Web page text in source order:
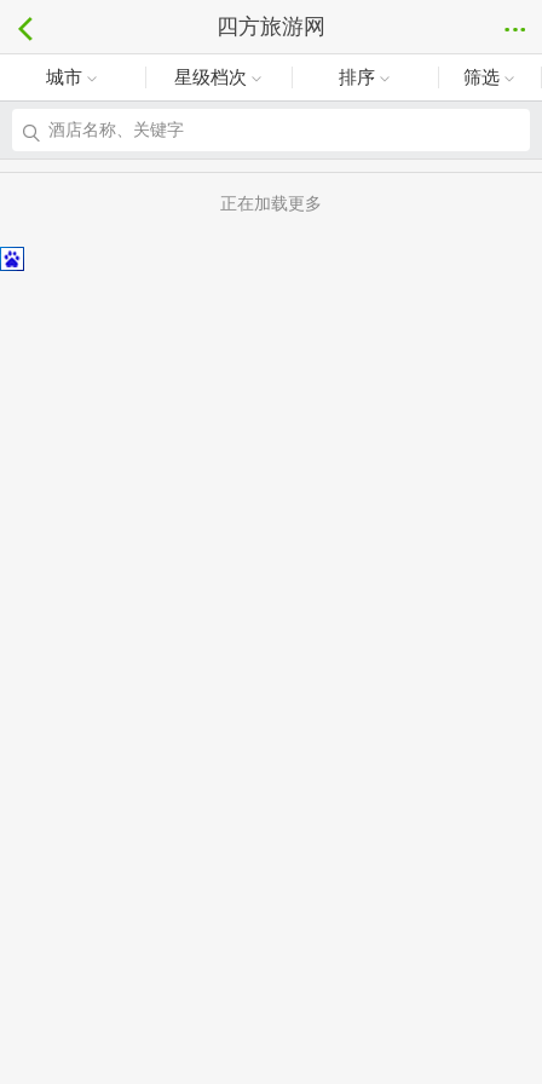
四方旅游网
城市 星级档次 排序 筛选
酒店名称、关键字
正在加载更多